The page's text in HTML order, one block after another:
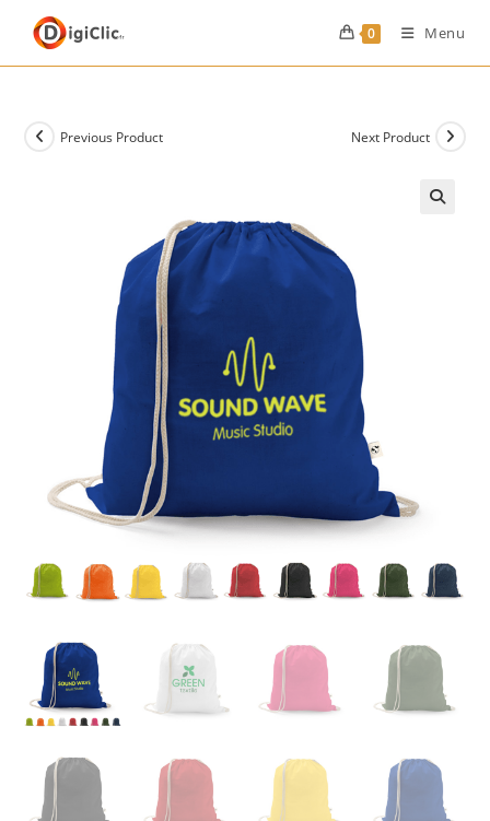
0 Menu
Previous Product Next Product